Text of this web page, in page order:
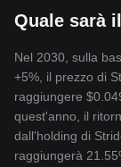
Quale sarà
Nel 2030, sulla
+5%, il prezzo di
raggiungere
quest'anno, il
dall'holding di
raggiungerà